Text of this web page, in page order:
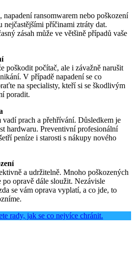
napadení ransomwarem nebo poškození
nejčastějšími příčinami ztráty dat.
zásah může ve většině případů vaše
poškodit počítač, ale i závažně narušit
V případě napadení se co
na specialisty, kteří si se škodlivým
poradit.
vadí prach a přehřívání. Důsledkem je
hardwaru. Preventivní profesionální
peníze i starosti s nákupy nového
a udržitelně. Mnoho poškozených
po opravě dále sloužit. Nezávisle
se vám oprava vyplatí, a co jde, to
rady, jak se co nejvíce chránit.